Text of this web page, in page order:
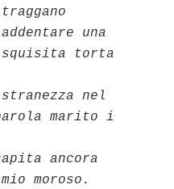
una
squisita torta
nel
marito i
ancora
moroso.